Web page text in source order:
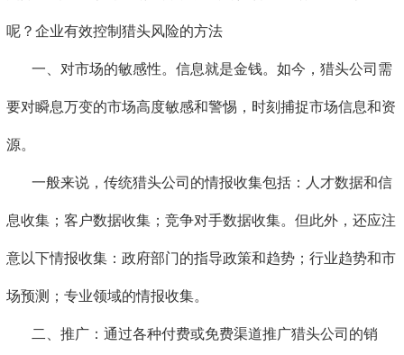
呢？企业有效控制猎头风险的方法
一、对市场的敏感性。信息就是金钱。如今，猎头公司需
要对瞬息万变的市场高度敏感和警惕，时刻捕捉市场信息和资
源。
一般来说，传统猎头公司的情报收集包括：人才数据和信
息收集；客户数据收集；竞争对手数据收集。但此外，还应注
意以下情报收集：政府部门的指导政策和趋势；行业趋势和市
场预测；专业领域的情报收集。
二、推广：通过各种付费或免费渠道推广猎头公司的销